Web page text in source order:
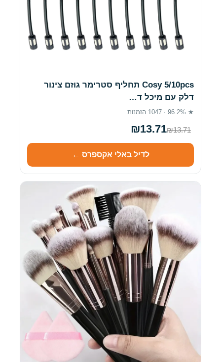
Cosy 5/10pcs תחליף סטרימר גוזם צינור
דלק עם מיכל ד…
★ 96.2% · 1047 הזמנות
₪13.71₪13.71
לדיל באלי אקספרס ←